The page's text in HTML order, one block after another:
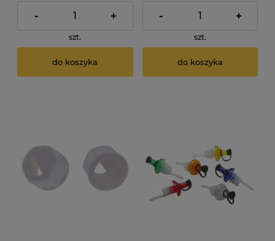
- +
szt.
do koszyka
- +
szt.
do koszyka